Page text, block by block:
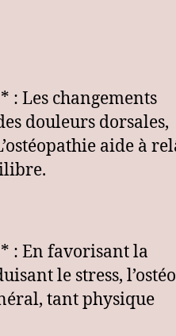
: Les changements
douleurs dorsales,
aide à
: En favorisant la
le stress,
tant physique